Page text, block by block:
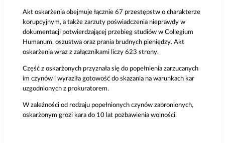
Akt oskarżenia obejmuje łącznie 67 przestępstw o charakterze
korupcyjnym, a także zarzuty poświadczenia nieprawdy w
dokumentacji potwierdzającej przebieg studiów w Collegium
Humanum, oszustwa oraz prania brudnych pieniędzy. Akt
oskarżenia wraz z załącznikami liczy 623 strony.
Część z oskarżonych przyznała się do popełnienia zarzucanych
im czynów i wyraziła gotowość do skazania na warunkach kar
uzgodnionych z prokuratorem.
W zależności od rodzaju popełnionych czynów zabronionych,
oskarżonym grozi kara do 10 lat pozbawienia wolności.